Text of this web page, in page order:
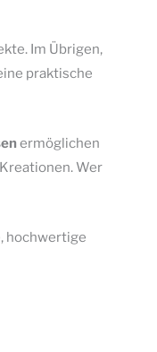
Im Übrigen,
praktische
ermöglichen
Wer
hochwertige